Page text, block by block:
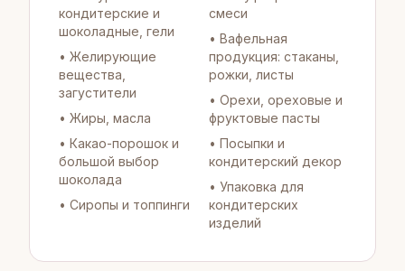
кондитерские и
шоколадные, гели
• Желирующие
вещества,
загустители
• Жиры, масла
• Какао-порошок и
большой выбор
шоколада
• Сиропы и топпинги
смеси
• Вафельная
продукция: стаканы,
рожки, листы
• Орехи, ореховые и
фруктовые пасты
• Посыпки и
кондитерский декор
• Упаковка для
кондитерских
изделий